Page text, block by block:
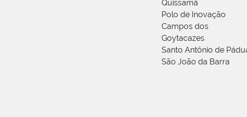
Quissamã
Polo de Inovação
Campos dos
Goytacazes
Santo Antônio de
São João da Barra